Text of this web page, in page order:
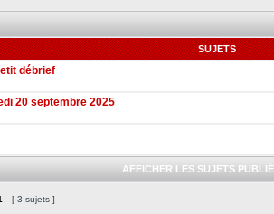
SUJETS
débrief
20 septembre 2025
AFFICHER LES SUJETS
[ 3 sujets ]